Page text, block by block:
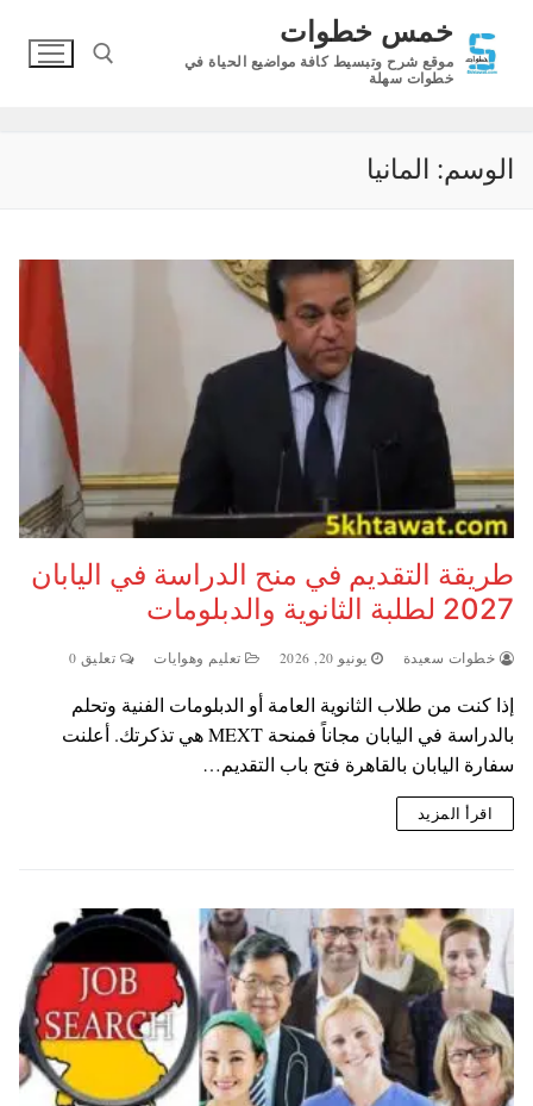
المحتوى
خمس خطوات
موقع شرح وتبسيط كافة مواضيع الحياة في
خطوات سهلة
الوسم: المانيا
طريقة التقديم في منح الدراسة في اليابان
2027 لطلبة الثانوية والدبلومات
خطوات سعيدة يونيو 20, 2026 تعليم وهوايات تعليق 0
إذا كنت من طلاب الثانوية العامة أو الدبلومات الفنية وتحلم
بالدراسة في اليابان مجاناً فمنحة MEXT هي تذكرتك. أعلنت
سفارة اليابان بالقاهرة فتح باب التقديم…
اقرأ المزيد